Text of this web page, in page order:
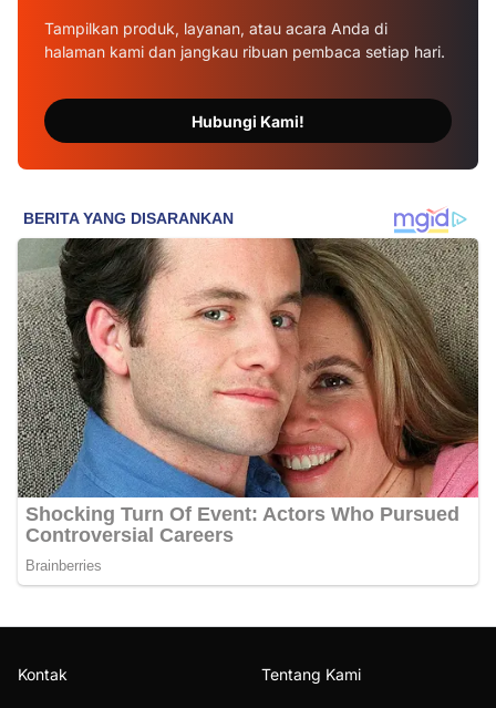
Tampilkan produk, layanan, atau acara Anda di
halaman kami dan jangkau ribuan pembaca setiap hari.
Hubungi Kami!
Kontak Tentang Kami